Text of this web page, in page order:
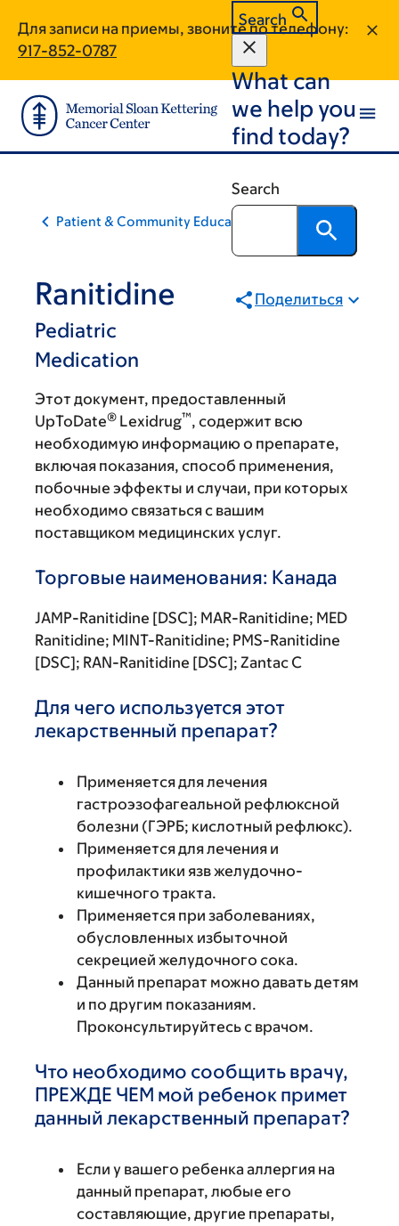
main
content
footer
Для записи на приемы, звоните по телефону:
917-852-0787
Search
What can
we help you
find today?
Search
Patient & Community Education
Ranitidine
Pediatric
Medication
Поделиться
Этот документ, предоставленный
UpToDate® Lexidrug™, содержит всю
необходимую информацию о препарате,
включая показания, способ применения,
побочные эффекты и случаи, при которых
необходимо связаться с вашим
поставщиком медицинских услуг.
Торговые наименования: Канада
JAMP-Ranitidine [DSC]; MAR-Ranitidine; MED
Ranitidine; MINT-Ranitidine; PMS-Ranitidine
[DSC]; RAN-Ranitidine [DSC]; Zantac C
Для чего используется этот
лекарственный препарат?
Применяется для лечения
гастроэзофагеальной рефлюксной
болезни (ГЭРБ; кислотный рефлюкс).
Применяется для лечения и
профилактики язв желудочно-
кишечного тракта.
Применяется при заболеваниях,
обусловленных избыточной
секрецией желудочного сока.
Данный препарат можно давать детям
и по другим показаниям.
Проконсультируйтесь с врачом.
Что необходимо сообщить врачу,
ПРЕЖДЕ ЧЕМ мой ребенок примет
данный лекарственный препарат?
Если у вашего ребенка аллергия на
данный препарат, любые его
составляющие, другие препараты,